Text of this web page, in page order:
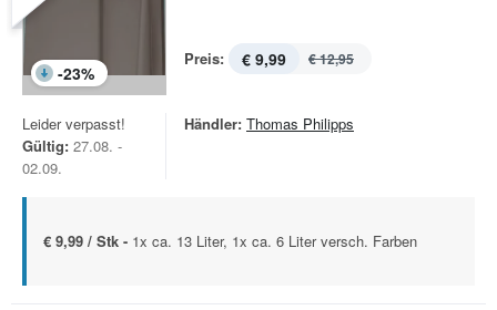
-23%
Preis: € 9,99 € 12,95
Leider verpasst!
Gültig: 27.08. -
02.09.
Händler: Thomas Philipps
€ 9,99 / Stk - 1x ca. 13 Liter, 1x ca. 6 Liter versch. Farben